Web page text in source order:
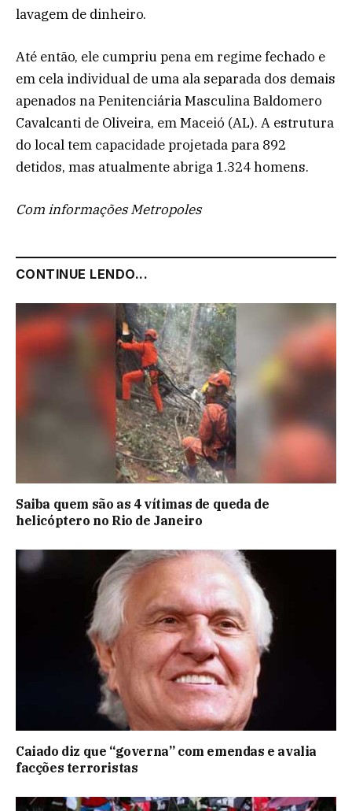
lavagem de dinheiro.
Até então, ele cumpriu pena em regime fechado e
em cela individual de uma ala separada dos demais
apenados na Penitenciária Masculina Baldomero
Cavalcanti de Oliveira, em Maceió (AL). A estrutura
do local tem capacidade projetada para 892
detidos, mas atualmente abriga 1.324 homens.
Com informações Metropoles
CONTINUE LENDO...
Saiba quem são as 4 vítimas de queda de
helicóptero no Rio de Janeiro
Caiado diz que “governa” com emendas e avalia
facções terroristas